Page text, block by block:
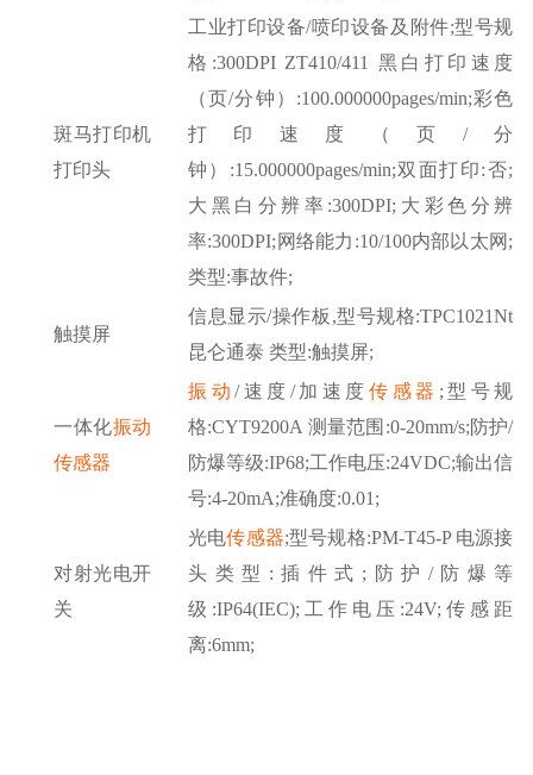
斑马打印机
打印头
工业打印设备/喷印设备及附件;型号规
格:300DPI ZT410/411 黑白打印速度
（页/分钟）:100.000000pages/min;彩色
打印速度（页/分
钟）:15.000000pages/min;双面打印:否;
大黑白分辨率:300DPI;大彩色分辨
率:300DPI;网络能力:10/100内部以太网;
类型:事故件;
触摸屏
信息显示/操作板,型号规格:TPC1021Nt
昆仑通泰 类型:触摸屏;
一体化振动
传感器
振动/速度/加速度传感器 ;型号规
格:CYT9200A 测量范围:0-20mm/s;防护/
防爆等级:IP68;工作电压:24VDC;输出信
号:4-20mA;准确度:0.01;
对射光电开
关
光电传感器;型号规格:PM-T45-P 电源接
头类型:插件式;防护/防爆等
级:IP64(IEC);工作电压:24V;传感距
离:6mm;